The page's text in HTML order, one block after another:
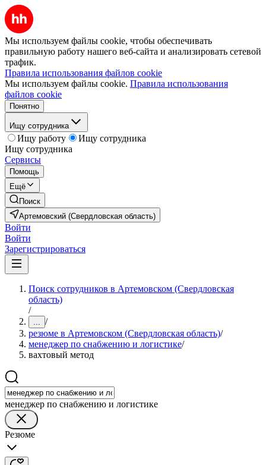
Мы используем файлы cookie, чтобы обеспечивать
правильную работу нашего веб-сайта и анализировать сетевой
трафик.
Правила использования файлов cookie
Мы используем файлы cookie. Правила использования
файлов cookie
Понятно
Ищу сотрудника
Ищу работу
Ищу сотрудника
Ищу сотрудника
Сервисы
Помощь
Ещё
Поиск
Артемовский (Свердловская область)
Войти
Войти
Зарегистрироваться
Поиск сотрудников в Артемовском (Свердловская
область)
/
... /
резюме в Артемовском (Свердловская область)/
менеджер по снабжению и логистике/
вахтовый метод
менеджер по снабжению и логистике
Резюме